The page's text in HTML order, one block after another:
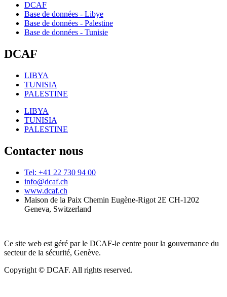
DCAF
Base de données - Libye
Base de données - Palestine
Base de données - Tunisie
DCAF
LIBYA
TUNISIA
PALESTINE
LIBYA
TUNISIA
PALESTINE
Contacter nous
Tel: +41 22 730 94 00
info@dcaf.ch
www.dcaf.ch
Maison de la Paix Chemin Eugène-Rigot 2E CH-1202
Geneva, Switzerland
Ce site web est géré par le DCAF-le centre pour la gouvernance du
secteur de la sécurité, Genève.
Copyright © DCAF. All rights reserved.